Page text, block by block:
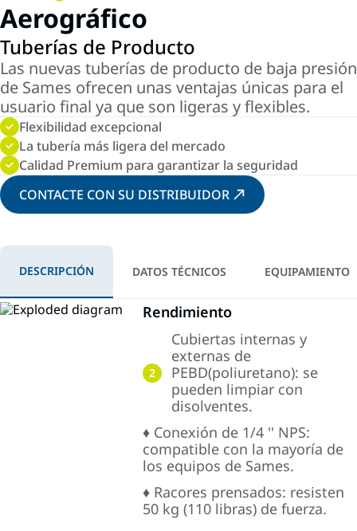
Aerográfico
Tuberías de Producto
Las nuevas tuberías de producto de baja presión
de Sames ofrecen unas ventajas únicas para el
usuario final ya que son ligeras y flexibles.
Flexibilidad excepcional
La tubería más ligera del mercado
Calidad Premium para garantizar la seguridad
CONTACTE CON SU DISTRIBUIDOR
DESCRIPCIÓN DATOS TÉCNICOS EQUIPAMIENTO
Rendimiento
2
Cubiertas internas y
externas de
PEBD(poliuretano): se
pueden limpiar con
disolventes.
♦ Conexión de 1/4 '' NPS:
compatible con la mayoría de
los equipos de Sames.
♦ Racores prensados: resisten
50 kg (110 libras) de fuerza.